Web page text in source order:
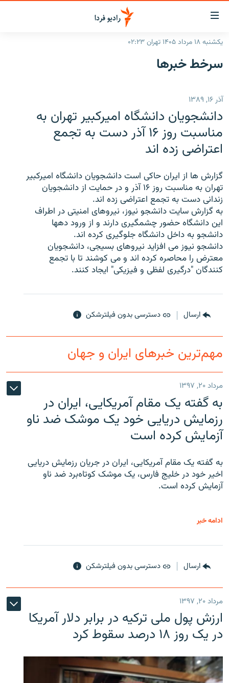
لینک‌های
قابلیت
دسترسی
بازگشت
اصلی
رفتن
صفحه
جستجو
ایران
رادیو
انتخاب کنید و بشنوید
برنامه‌های رادیویی
پادکست
چندرسانه‌ای
گزارش‌های ویدئویی
English
به ما بپیوندید
یکشنبه ۱۸ مرداد ۱۴۰۵ تهران ۰۲:۲۳
سرخط‌ خبرها
آذر ۱۶, ۱۳۸۹
دانشجویان دانشگاه امیرکبیر تهران به
مناسبت روز ۱۶ آذر دست به تجمع
اعتراضی زده اند
گزارش ها از ایران حاکی است دانشجویان دانشگاه امیرکبیر
تهران به مناسبت روز ۱۶ آذر و در حمایت از دانشجویان
زندانی دست به تجمع اعتراضی زده اند.
به گزارش سایت دانشجو نیوز، نیروهای امنیتی در اطراف
این دانشگاه حضور چشمگیری دارند و از ورود دهها
دانشجو به داخل دانشگاه جلوگیری کرده اند.
دانشجو نیوز می افزاید نیروهای بسیجی، دانشجویان
معترض را محاصره کرده اند و می کوشند تا با تجمع
کنندگان "درگیری لفظی و فیزیکی" ایجاد کنند.
ارسال دسترسی بدون فیلترشکن
مهم‌ترین خبرهای ایران و جهان
مرداد ۲۰, ۱۳۹۷
به گفته یک مقام آمریکایی، ایران در
رزمایش دریایی خود یک موشک ضد ناو
آزمایش کرده است
به گفته یک مقام آمریکایی، ایران در جریان رزمایش دریایی
اخیر خود در خلیج فارس، یک موشک کوتاه‌برد ضد ناو
آزمایش کرده است.
ادامه خبر
ارسال دسترسی بدون فیلترشکن
مرداد ۲۰, ۱۳۹۷
ارزش پول ملی ترکیه در برابر دلار آمریکا
در یک روز ۱۸ درصد سقوط کرد